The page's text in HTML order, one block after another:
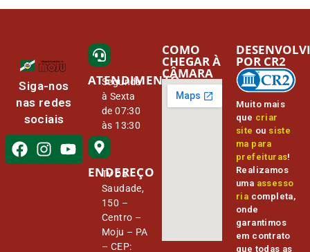
Siga-nos
nas redes
sociais
ATENDIMENTO
Segunda
à Sexta
de 07:30
às 13:30
ENDEREÇO
Tv Da
Saudade,
150 –
Centro –
Moju – PA
– CEP:
COMO
CHEGAR À
CÂMARA
Muito mais
que criar
site ou siste
ma para
prefeituras!
Realizamos
uma assesso
ria completa,
onde
garantimos
em contrato
que todas as
POR CR2